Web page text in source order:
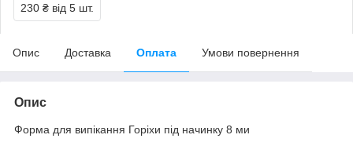
230 ₴ від 5 шт.
Опис Доставка Оплата Умови повернення
Опис
Форма для випікання Горіхи під начинку 8 ми